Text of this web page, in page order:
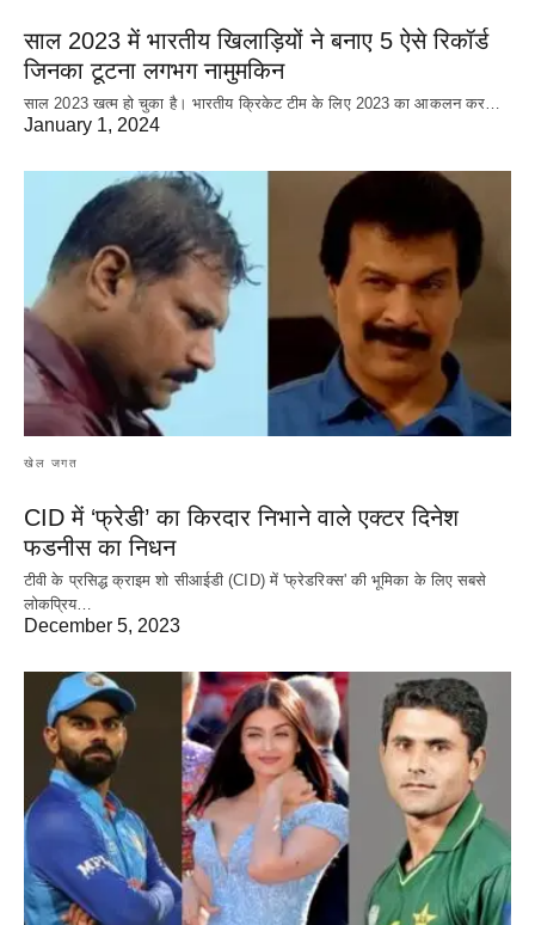
साल 2023 में भारतीय खिलाड़ियों ने बनाए 5 ऐसे रिकॉर्ड
जिनका टूटना लगभग नामुमकिन
साल 2023 खत्म हो चुका है। भारतीय क्रिकेट‌ टीम के लिए 2023 का आकलन कर…
January 1, 2024
खेल जगत
CID में ‘फ्रेडी’ का किरदार निभाने वाले एक्टर दिनेश
फडनीस का निधन
टीवी के प्रसिद्ध क्राइम शो सीआईडी (CID) में 'फ्रेडरिक्स' की भूमिका के लिए सबसे
लोकप्रिय…
December 5, 2023